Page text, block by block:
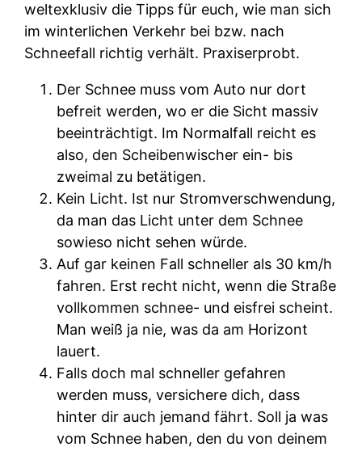
weltexklusiv die Tipps für euch, wie man sich
im winterlichen Verkehr bei bzw. nach
Schneefall richtig verhält. Praxiserprobt.
Der Schnee muss vom Auto nur dort
befreit werden, wo er die Sicht massiv
beeinträchtigt. Im Normalfall reicht es
also, den Scheibenwischer ein- bis
zweimal zu betätigen.
Kein Licht. Ist nur Stromverschwendung,
da man das Licht unter dem Schnee
sowieso nicht sehen würde.
Auf gar keinen Fall schneller als 30 km/h
fahren. Erst recht nicht, wenn die Straße
vollkommen schnee- und eisfrei scheint.
Man weiß ja nie, was da am Horizont
lauert.
Falls doch mal schneller gefahren
werden muss, versichere dich, dass
hinter dir auch jemand fährt. Soll ja was
vom Schnee haben, den du von deinem